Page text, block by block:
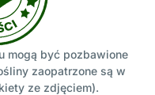
mogą być pozbawione
zaopatrzone są w
ze zdjęciem).